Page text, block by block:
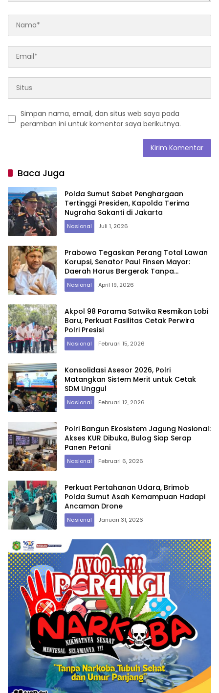
Simpan nama, email, dan situs web saya pada
peramban ini untuk komentar saya berikutnya.
Baca Juga
Polda Sumut Sabet Penghargaan
Tertinggi Presiden, Kapolda Terima
Nugraha Sakanti di Jakarta
Nasional Juli 1, 2026
Prabowo Tegaskan Perang Total Lawan
Korupsi, Senator Paul Finsen Mayor:
Daerah Harus Bergerak Tanpa
Kompromi
Nasional April 19, 2026
Akpol 98 Parama Satwika Resmikan Lobi
Baru, Perkuat Fasilitas Cetak Perwira
Polri Presisi
Nasional Februari 15, 2026
Konsolidasi Asesor 2026, Polri
Matangkan Sistem Merit untuk Cetak
SDM Unggul
Nasional Februari 12, 2026
Polri Bangun Ekosistem Jagung Nasional:
Akses KUR Dibuka, Bulog Siap Serap
Panen Petani
Nasional Februari 6, 2026
Perkuat Pertahanan Udara, Brimob
Polda Sumut Asah Kemampuan Hadapi
Ancaman Drone
Nasional Januari 31, 2026